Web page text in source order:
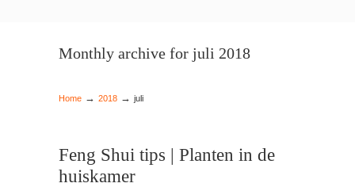
Monthly archive for juli 2018
Home → 2018 → juli
Feng Shui tips | Planten in de
huiskamer